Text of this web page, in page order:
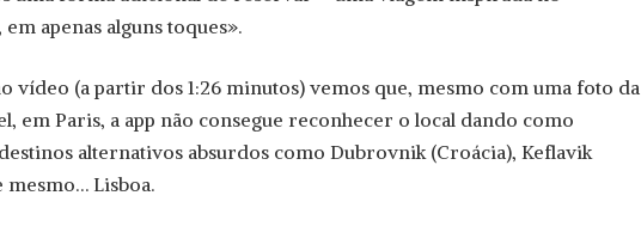
apenas alguns toques».
vídeo (a partir dos 1:26 minutos) vemos que, mesmo com uma foto da
em Paris, a app não consegue reconhecer o local dando como
alternativos absurdos como Dubrovnik (Croácia), Keflavik
mesmo… Lisboa.